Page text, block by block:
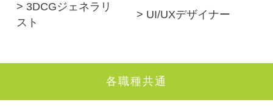
> 3DCGジェネラリ
スト
> UI/UXデザイナー
各職種共通